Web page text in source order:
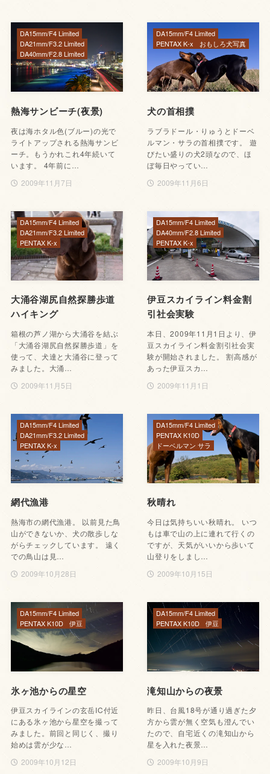
熱海サンビーチ(夜景)
夜は海ホタル色(ブルー)の光で
ライトアップされる熱海サンビ
ーチ。もうかれこれ4年続いて
います。 4年前に…
2009年11月7日
DA15mm/F4 Limited
DA21mm/F3.2 Limited
DA40mm/F2.8 Limited
犬の首相撲
ラブラドール・りゅうとドーベ
ルマン・サラの首相撲です。 遊
びたい盛りの犬2頭なので、ほ
ぼ毎日やってい…
2009年11月6日
DA15mm/F4 Limited
PENTAX K-x
おもしろ犬写真
大涌谷湖尻自然探勝歩道
ハイキング
箱根の芦ノ湖から大涌谷を結ぶ
「大涌谷湖尻自然探勝歩道」を
使って、犬達と大涌谷に登って
みました。大涌…
2009年11月5日
DA15mm/F4 Limited
DA21mm/F3.2 Limited
PENTAX K-x
伊豆スカイライン料金割
引社会実験
本日、2009年11月1日より、伊
豆スカイライン料金割引社会実
験が開始されました。 割高感が
あった伊豆スカ…
2009年11月1日
DA15mm/F4 Limited
DA40mm/F2.8 Limited
PENTAX K-x
網代漁港
熱海市の網代漁港。 以前見た鳥
山ができないか、犬の散歩しな
がらチェックしています。 遠く
での鳥山は見…
2009年10月28日
DA15mm/F4 Limited
DA21mm/F3.2 Limited
PENTAX K-x
秋晴れ
今日は気持ちいい秋晴れ。 いつ
もは車で山の上に連れて行くの
ですが、天気がいいから歩いて
山登りをしまし…
2009年10月15日
DA15mm/F4 Limited
PENTAX K10D
ドーベルマン サラ
氷ヶ池からの星空
伊豆スカイラインの玄岳IC付近
にある氷ヶ池から星空を撮って
みました。前回と同じく、撮り
始めは雲が少な…
2009年10月12日
DA15mm/F4 Limited
PENTAX K10D
伊豆
滝知山からの夜景
昨日、台風18号が通り過ぎた夕
方から雲が無く空気も澄んでい
たので、自宅近くの滝知山から
星を入れた夜景…
2009年10月9日
DA15mm/F4 Limited
PENTAX K10D
伊豆